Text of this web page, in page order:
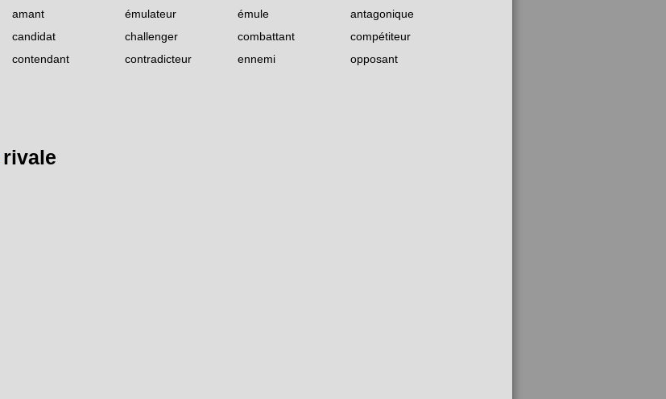
amant émulateur émule
antagonique
candidat challenger combattant
compétiteur
contendant contradicteur ennemi
opposant
rivale